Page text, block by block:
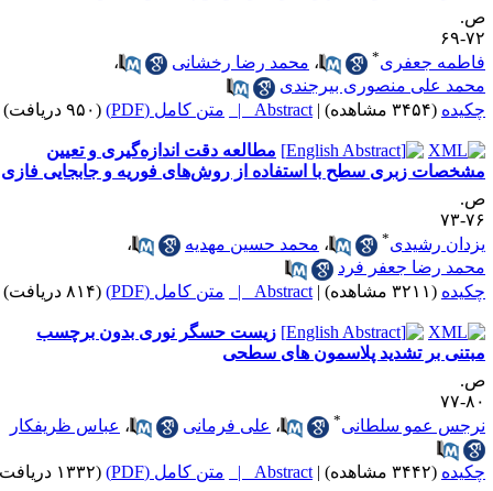
۶۹
جعفری
،محمد رضا رخشانی
،
علی منصوری بیرجندی
(۳۴۵۴ مشاهده) |
Abstract | متن کامل (PDF) (۹۵۰ دریافت)
مطالعه دقت اندازه‌گیری و تعیین
زبری سطح با استفاده از روش‌های فوریه و جابجایی فازی
۷۳
رشیدی
،محمد حسین مهدیه
،
رضا جعفر فرد
(۳۲۱۱ مشاهده) |
Abstract | متن کامل (PDF) (۸۱۴ دریافت)
زیست حسگر نوری بدون برچسب
بر تشدید پلاسمون های سطحی
۷۷
عمو سلطانی
،علی فرمانی ،عباس ظریفکار
(۳۴۴۲ مشاهده) |
Abstract | متن کامل (PDF) (۱۳۳۲ دریافت)